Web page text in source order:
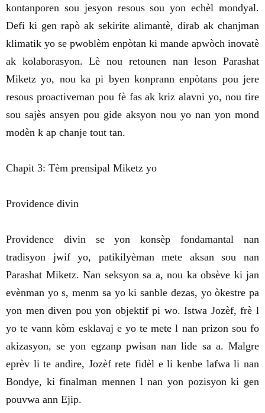
kontanporen sou jesyon resous sou yon echèl mondyal.
Defi ki gen rapò ak sekirite alimantè, dirab ak chanjman
klimatik yo se pwoblèm enpòtan ki mande apwòch inovatè
ak kolaborasyon. Lè nou retounen nan leson Parashat
Miketz yo, nou ka pi byen konprann enpòtans pou jere
resous proactiveman pou fè fas ak kriz alavni yo, nou tire
sou sajès ansyen pou gide aksyon nou yo nan yon mond
modèn k ap chanje tout tan.
Chapit 3: Tèm prensipal Miketz yo
Providence divin
Providence divin se yon konsèp fondamantal nan
tradisyon jwif yo, patikilyèman mete aksan sou nan
Parashat Miketz. Nan seksyon sa a, nou ka obsève ki jan
evènman yo s, menm sa yo ki sanble dezas, yo òkestre pa
yon men diven pou yon objektif pi wo. Istwa Jozèf, frè l
yo te vann kòm esklavaj e yo te mete l nan prizon sou fo
akizasyon, se yon egzanp pwisan nan lide sa a. Malgre
eprèv li te andire, Jozèf rete fidèl e li kenbe lafwa li nan
Bondye, ki finalman mennen l nan yon pozisyon ki gen
pouvwa ann Ejip.